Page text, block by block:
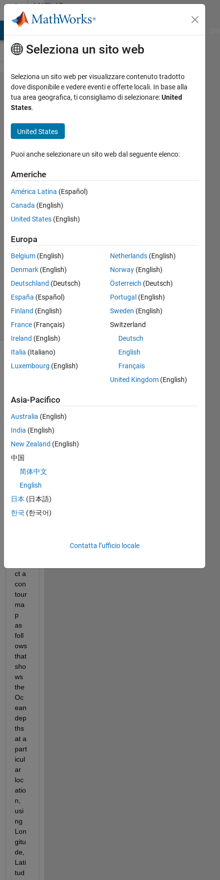
Vai al contenutoMATLAB
Answers
Contour
map to
ocean
Jake
2020
1
Risposta
Risposta
Aggiornato
15 Ago
2020
Visualizzazioni
(30 giorni)
commenti
Sample.xlsx
Hell
o,
Ho
ct a
con
tour
ma
p
as
foll
ows
that
sho
ws
the
Oc
ean
dep
ths
at a
part
icul
ar
loc
atio
n,
usi
ng
Lon
gitu
de,
Lati
tud
Seleziona un sito web
Seleziona un sito web per visualizzare contenuto tradotto
dove disponibile e vedere eventi e offerte locali. In base alla
tua area geografica, ti consigliamo di selezionare:United
States.
United States
Puoi anche selezionare un sito web dal seguente elenco:
Americhe
América Latina (Español)
Canada (English)
United States (English)
Europa
Belgium (English)
Denmark (English)
Deutschland (Deutsch)
España (Español)
Finland (English)
France (Français)
Ireland (English)
Italia (Italiano)
Luxembourg (English)
Netherlands(English)
Norway(English)
Österreich (Deutsch)
Portugal (English)
Sweden (English)
Switzerland
Deutsch
English
Français
United Kingdom(English)
Asia-Pacifico
Australia (English)
India (English)
New Zealand (English)
中国
简体中文
English
日本 (日本語)
한국 (한국어)
Contatta l’ufficio locale